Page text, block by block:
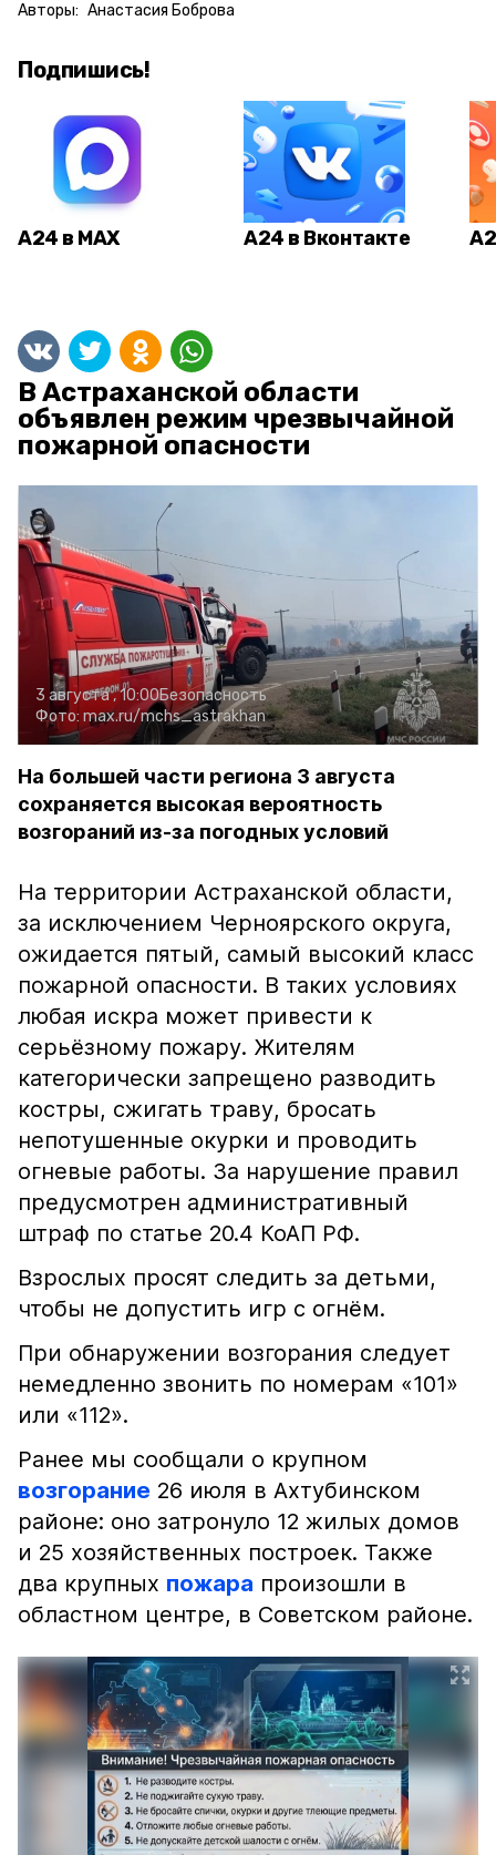
Авторы: Анастасия Боброва
Подпишись!
А24 в MAX А24 в Вконтакте
В Астраханской области
объявлен режим чрезвычайной
пожарной опасности
3 августа , 10:00Безопасность
Фото: max.ru/mchs_astrakhan
На большей части региона 3 августа
сохраняется высокая вероятность
возгораний из-за погодных условий
На территории Астраханской области,
за исключением Черноярского округа,
ожидается пятый, самый высокий класс
пожарной опасности. В таких условиях
любая искра может привести к
серьёзному пожару. Жителям
категорически запрещено разводить
костры, сжигать траву, бросать
непотушенные окурки и проводить
огневые работы. За нарушение правил
предусмотрен административный
штраф по статье 20.4 КоАП РФ.
Взрослых просят следить за детьми,
чтобы не допустить игр с огнём.
При обнаружении возгорания следует
немедленно звонить по номерам «101»
или «112».
Ранее мы сообщали о крупном
возгорание 26 июля в Ахтубинском
районе: оно затронуло 12 жилых домов
и 25 хозяйственных построек. Также
два крупных пожара произошли в
областном центре, в Советском районе.